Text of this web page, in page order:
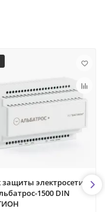
защиты электросети
1500 DIN